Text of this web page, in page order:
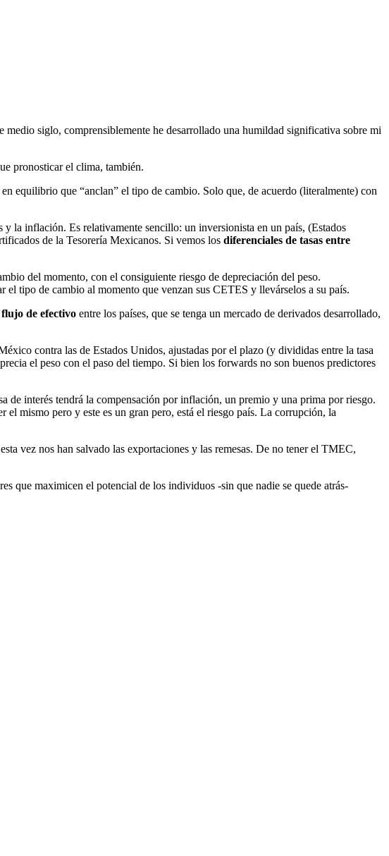
siglo, comprensiblemente he desarrollado una humildad significativa sobre mi
pronosticar el clima, también.
equilibrio que “anclan” el tipo de cambio. Solo que, de acuerdo (literalmente) con
la inflación. Es relativamente sencillo: un inversionista en un país, (Estados
de la Tesorería Mexicanos. Si vemos los diferenciales de tasas entre
del momento, con el consiguiente riesgo de depreciación del peso.
tipo de cambio al momento que venzan sus CETES y llevárselos a su país.
de efectivo entre los países, que se tenga un mercado de derivados desarrollado,
contra las de Estados Unidos, ajustadas por el plazo (y divididas entre la tasa
el peso con el paso del tiempo. Si bien los forwards no son buenos predictores
de interés tendrá la compensación por inflación, un premio y una prima por riesgo.
mismo pero y este es un gran pero, está el riesgo país. La corrupción, la
vez nos han salvado las exportaciones y las remesas. De no tener el TMEC,
que maximicen el potencial de los individuos -sin que nadie se quede atrás-